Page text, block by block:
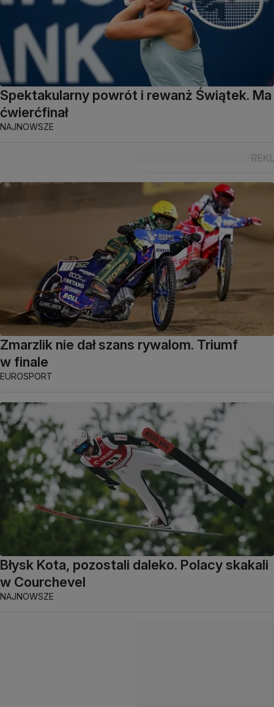
Spektakularny powrót i rewanż Świątek. Ma
ćwierćfinał
NAJNOWSZE
Zmarzlik nie dał szans rywalom. Triumf
w finale
EUROSPORT
Błysk Kota, pozostali daleko. Polacy skakali
w Courchevel
NAJNOWSZE